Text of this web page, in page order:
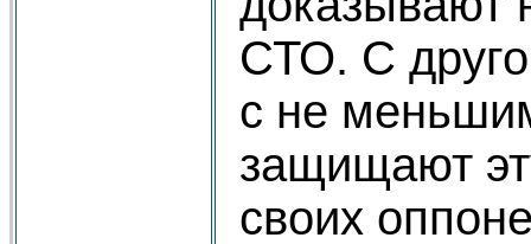
СТО. С
с не
защищают
своих